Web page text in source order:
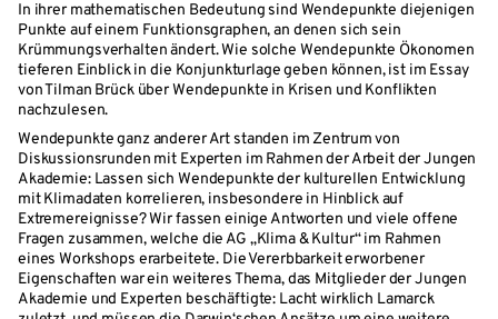
In ihrer mathematischen Bedeutung sind Wendepunkte diejenigen
Punkte auf einem Funktionsgraphen, an denen sich sein
Krümmungsverhalten ändert. Wie solche Wendepunkte Ökonomen
tieferen Einblick in die Konjunkturlage geben können, ist im Essay
von Tilman Brück über Wendepunkte in Krisen und Konflikten
nachzulesen.
Wendepunkte ganz anderer Art standen im Zentrum von
Diskussionsrunden mit Experten im Rahmen der Arbeit der Jungen
Akademie: Lassen sich Wendepunkte der kulturellen Entwicklung
mit Klimadaten korrelieren, insbesondere in Hinblick auf
Extremereignisse? Wir fassen einige Antworten und viele offene
Fragen zusammen, welche die AG „Klima & Kultur“ im Rahmen
eines Workshops erarbeitete. Die Vererbbarkeit erworbener
Eigenschaften war ein weiteres Thema, das Mitglieder der Jungen
Akademie und Experten beschäftigte: Lacht wirklich Lamarck